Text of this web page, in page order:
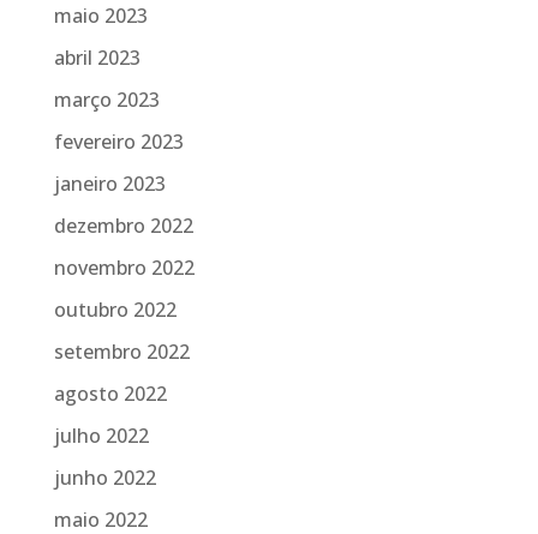
maio 2023
abril 2023
março 2023
fevereiro 2023
janeiro 2023
dezembro 2022
novembro 2022
outubro 2022
setembro 2022
agosto 2022
julho 2022
junho 2022
maio 2022